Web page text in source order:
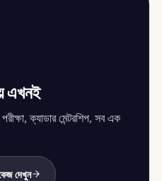
এখনই
ক্যাডার মেন্টরশিপ, সব এক
দেখুন